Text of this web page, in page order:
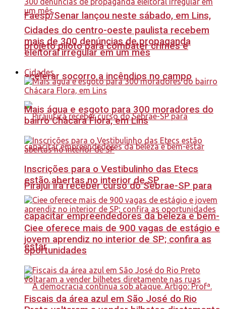
Faesp/Senar lançou neste sábado, em Lins,
projeto piloto para combater crimes e
acelerar socorro a incêndios no campo
Pirajuí irá receber curso do Sebrae-SP para
capacitar empreendedores da beleza e bem-
estar
Cidades do centro-oeste paulista recebem
mais de 300 denúncias de propaganda
eleitoral irregular em um mês
Cidades
Mais água e esgoto para 300 moradores do
bairro Chácara Flora, em Lins
Inscrições para o Vestibulinho das Etecs
estão abertas no interior de SP
Ciee oferece mais de 900 vagas de estágio e
jovem aprendiz no interior de SP; confira as
oportunidades
Fiscais da área azul em São José do Rio